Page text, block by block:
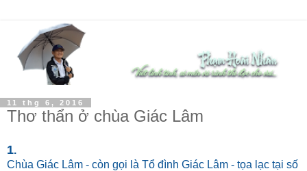
11 thg 6, 2016
Thơ thẩn ở chùa Giác Lâm
1.
Chùa Giác Lâm - còn gọi là Tổ đình Giác Lâm - tọa lạc tại số